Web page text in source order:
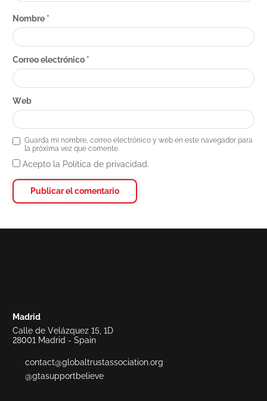
Nombre *
Correo electrónico *
Web
Guarda mi nombre, correo electrónico y web en este navegador para
la próxima vez que comente.
Acepto la Política de privacidad.
Madrid
Calle de Velázquez 15, 1D
28001 Madrid - Spain
contact@globaltrustassociation.org
@gtasupportbelieve